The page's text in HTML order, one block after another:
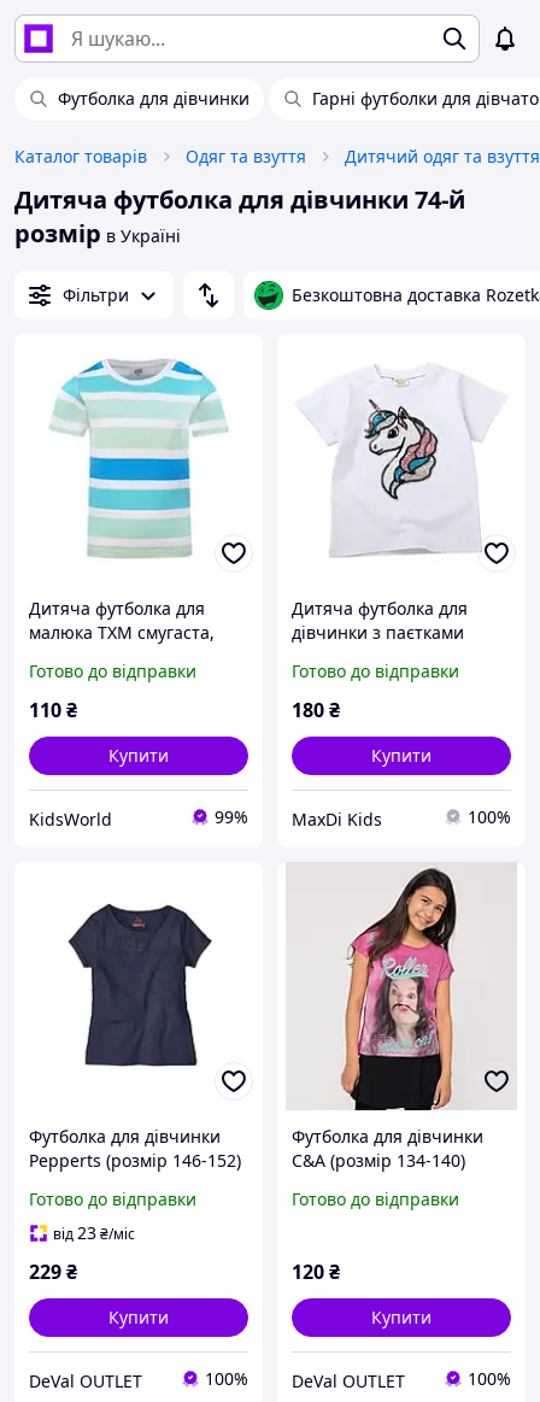
Футболка для дівчинки Гарні футболки для
Каталог товарів Одяг та взуття Дитячий одяг та взуття
Дитяча футболка для дівчинки 74-й
розмір в Україні
Фільтри Безкоштовна доставка
Дитяча футболка для
малюка TXM смугаста,
Готово до відправки
110₴
Купити
KidsWorld 99%
Дитяча футболка для
дівчинки з паєтками
Готово до відправки
180₴
Купити
MaxDi Kids 100%
Футболка для дівчинки
Pepperts (розмір 146-152)
Готово до відправки
від23₴/міс
229₴
Купити
DeVal OUTLET 100%
Футболка для дівчинки
C&A (розмір 134-140)
Готово до відправки
120₴
Купити
DeVal OUTLET 100%